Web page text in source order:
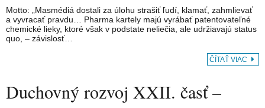
Motto: „Masmédiá dostali za úlohu strašiť ľudí, klamať, zahmlievať
a vyvracať pravdu… Pharma kartely majú vyrábať patentovateľné
chemické lieky, ktoré však v podstate neliečia, ale udržiavajú status
quo, – závislosť…
ČÍTAŤ VIAC
Duchovný rozvoj XXII. časť –